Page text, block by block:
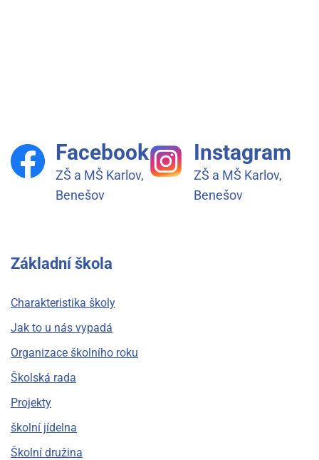
Facebook
ZŠ a MŠ Karlov,
Benešov
Instagram
ZŠ a MŠ Karlov,
Benešov
Základní škola
Charakteristika školy
Jak to u nás vypadá
Organizace školního roku
Školská rada
Projekty
školní jídelna
Školní družina